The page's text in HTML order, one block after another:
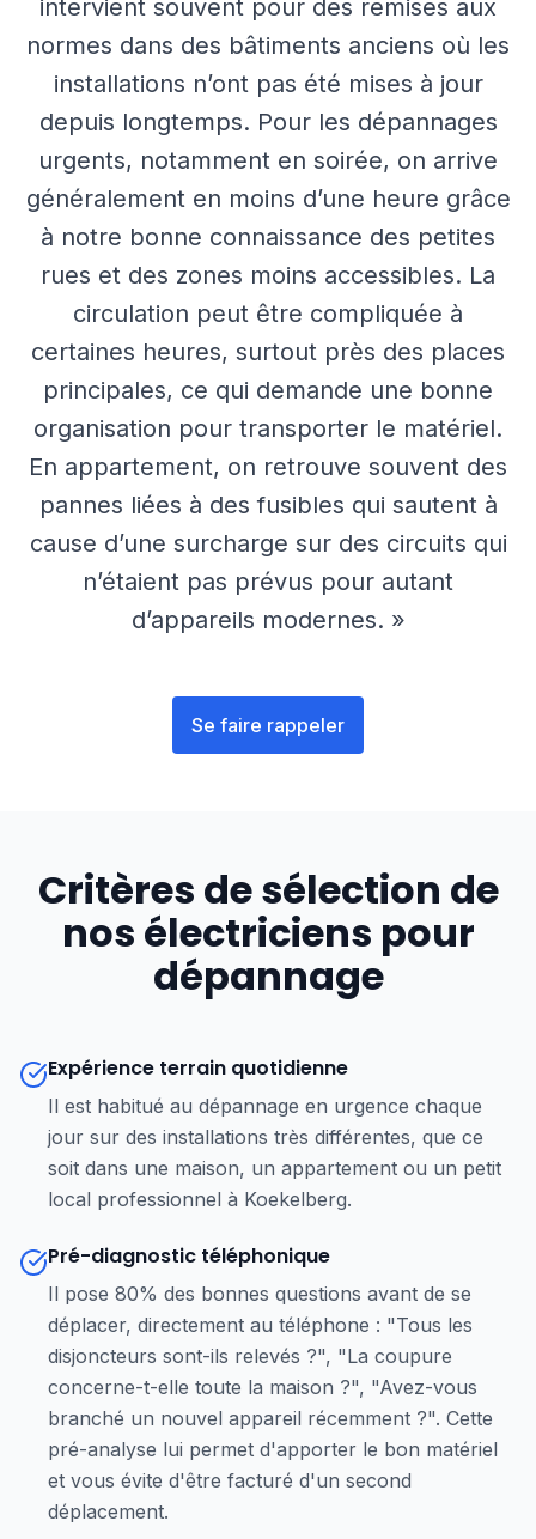
intervient souvent pour des remises aux
normes dans des bâtiments anciens où les
installations n’ont pas été mises à jour
depuis longtemps. Pour les dépannages
urgents, notamment en soirée, on arrive
généralement en moins d’une heure grâce
à notre bonne connaissance des petites
rues et des zones moins accessibles. La
circulation peut être compliquée à
certaines heures, surtout près des places
principales, ce qui demande une bonne
organisation pour transporter le matériel.
En appartement, on retrouve souvent des
pannes liées à des fusibles qui sautent à
cause d’une surcharge sur des circuits qui
n’étaient pas prévus pour autant
d’appareils modernes. »
Se faire rappeler
Critères de sélection de
nos électriciens pour
dépannage
Expérience terrain quotidienne
Il est habitué au dépannage en urgence chaque
jour sur des installations très différentes, que ce
soit dans une maison, un appartement ou un petit
local professionnel à Koekelberg.
Pré-diagnostic téléphonique
Il pose 80% des bonnes questions avant de se
déplacer, directement au téléphone : "Tous les
disjoncteurs sont-ils relevés ?", "La coupure
concerne-t-elle toute la maison ?", "Avez-vous
branché un nouvel appareil récemment ?". Cette
pré-analyse lui permet d'apporter le bon matériel
et vous évite d'être facturé d'un second
déplacement.